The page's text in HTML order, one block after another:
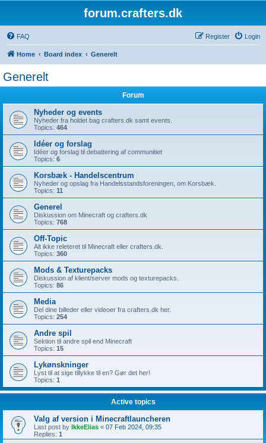
forum.crafters.dk
FAQ Login
Register
Home Board index Generelt
Generelt
Forum
Nyheder og events
Nyheder fra holdet bag crafters.dk samt events.
Topics: 464
Idéer og forslag
Idéer og forslag til debattering af communitiet
Topics: 6
Korsbæk - Handelscentrum
Nyheder og opslag fra Handelsstandsforeningen, om Korsbæk.
Topics: 11
Generel
Diskussion om Minecraft og crafters.dk
Topics: 768
Off-Topic
Alt ikke releteret til Minecraft eller crafters.dk.
Topics: 360
Mods & Texturepacks
Diskussion af klient/server mods og texturepacks.
Topics: 86
Media
Del dine billeder eller videoer fra crafters.dk her.
Topics: 254
Andre spil
Sektion til andre spil end Minecraft
Topics: 15
Lykønskninger
Lyst til at sige tillykke til en? Gør det her!
Topics: 1
Active topics
Valg af version i Minecraftlauncheren
Last post by IkkeElias « 07 Feb 2024, 09:35
Replies: 1